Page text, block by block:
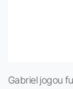
Gabriel jogou